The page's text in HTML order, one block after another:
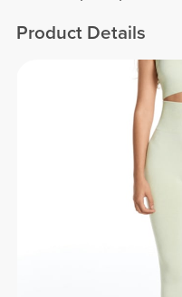
Product Details